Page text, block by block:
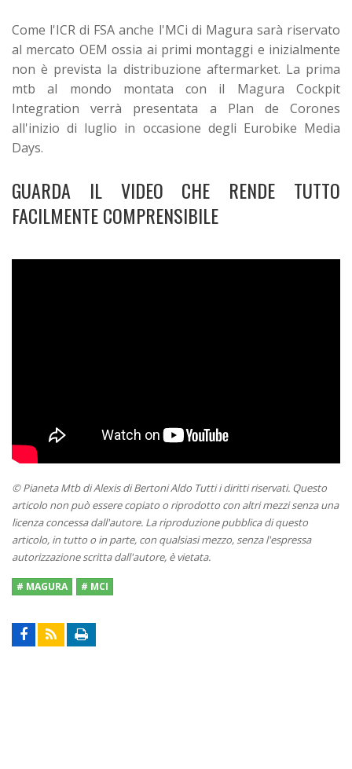
Come l'ICR di FSA anche l'MCi di Magura sarà riservato
al mercato OEM ossia ai primi montaggi e inizialmente
non è prevista la distribuzione aftermarket. La prima
mtb al mondo montata con il Magura Cockpit
Integration verrà presentata a Plan de Corones
all'inizio di luglio in occasione degli Eurobike Media
Days.
GUARDA IL VIDEO CHE RENDE TUTTO
FACILMENTE COMPRENSIBILE
© Pianeta Mtb di Alexis di Bertoni Aldo Tutti i diritti riservati. Questo
articolo non può essere copiato o riprodotto con altri mezzi senza una
licenza concessa dall'autore. La riproduzione pubblica di questo
articolo, in tutto o in parte, con qualsiasi mezzo, senza l'espressa
autorizzazione scritta dall'autore, è vietata.
# MAGURA # MCI